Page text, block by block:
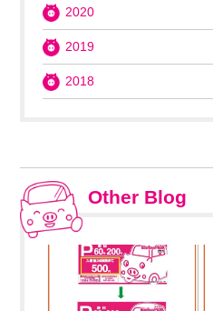
2020
2019
2018
Other Blog